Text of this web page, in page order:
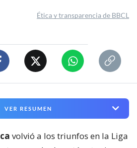
Ética y transparencia de BBCL
VER RESUMEN
volvió a los triunfos en la Liga